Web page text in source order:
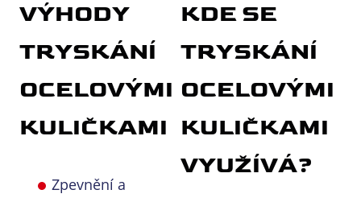
VÝHODY
TRYSKÁNÍ
OCELOVÝMI
KULIČKAMI
Zpevnění a
KDE SE
TRYSKÁNÍ
OCELOVÝMI
KULIČKAMI
VYUŽÍVÁ?